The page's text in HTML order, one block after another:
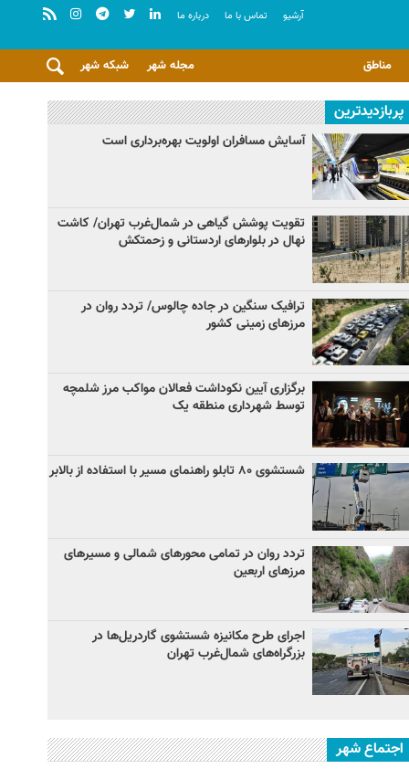
آرشيو تماس با ما درباره ما
مناطق شبکه شهر مجله شهر
پربازدیدترین
آسایش مسافران اولویت بهره‌برداری است
تقویت پوشش گیاهی در شمال‌غرب تهران/ کاشت
نهال در بلوارهای اردستانی و زحمتکش
ترافیک سنگین در جاده چالوس/ تردد روان در
مرزهای زمینی کشور
برگزاری آیین نکوداشت فعالان مواکب مرز شلمچه
توسط شهرداری منطقه یک
شستشوی ۸۰ تابلو راهنمای مسیر با استفاده از بالابر
تردد روان در تمامی محورهای شمالی و مسیرهای
مرزهای اربعین
اجرای طرح مکانیزه شستشوی گاردریل‌ها در
بزرگراه‌های شمال‌غرب تهران
اجتماع شهر